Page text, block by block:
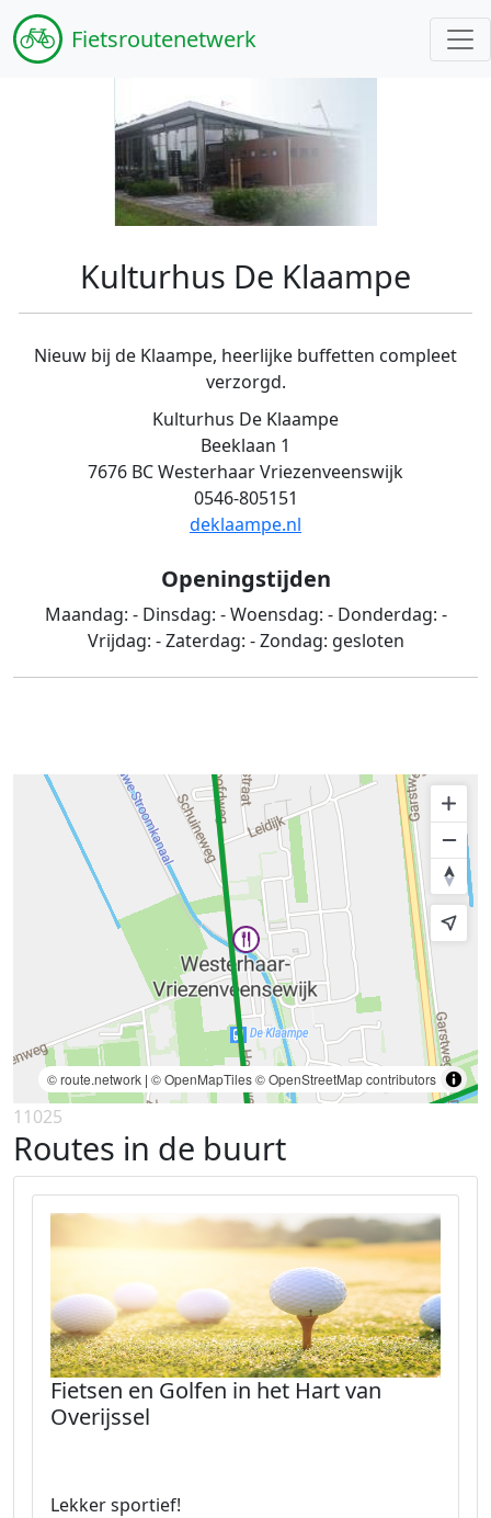
Fietsroutenetwerk
Kulturhus De Klaampe
Nieuw bij de Klaampe, heerlijke buffetten compleet
verzorgd.
Kulturhus De Klaampe
Beeklaan 1
7676 BC Westerhaar Vriezenveenswijk
0546-805151
deklaampe.nl
Openingstijden
Maandag: - Dinsdag: -Woensdag: - Donderdag: -
Vrijdag: -Zaterdag: -Zondag: gesloten
© route.network | © OpenMapTiles© OpenStreetMap contributors
11025
Routes in de buurt
Fietsen en Golfen in het Hart van
Overijssel
Lekker sportief!